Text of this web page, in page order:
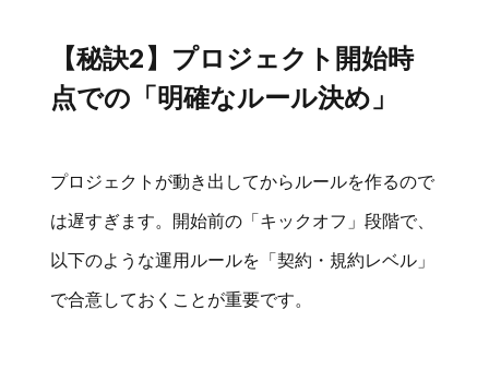
【秘訣2】プロジェクト開始時
点での「明確なルール決め」
プロジェクトが動き出してからルールを作るので
は遅すぎます。開始前の「キックオフ」段階で、
以下のような運用ルールを「契約・規約レベル」
で合意しておくことが重要です。